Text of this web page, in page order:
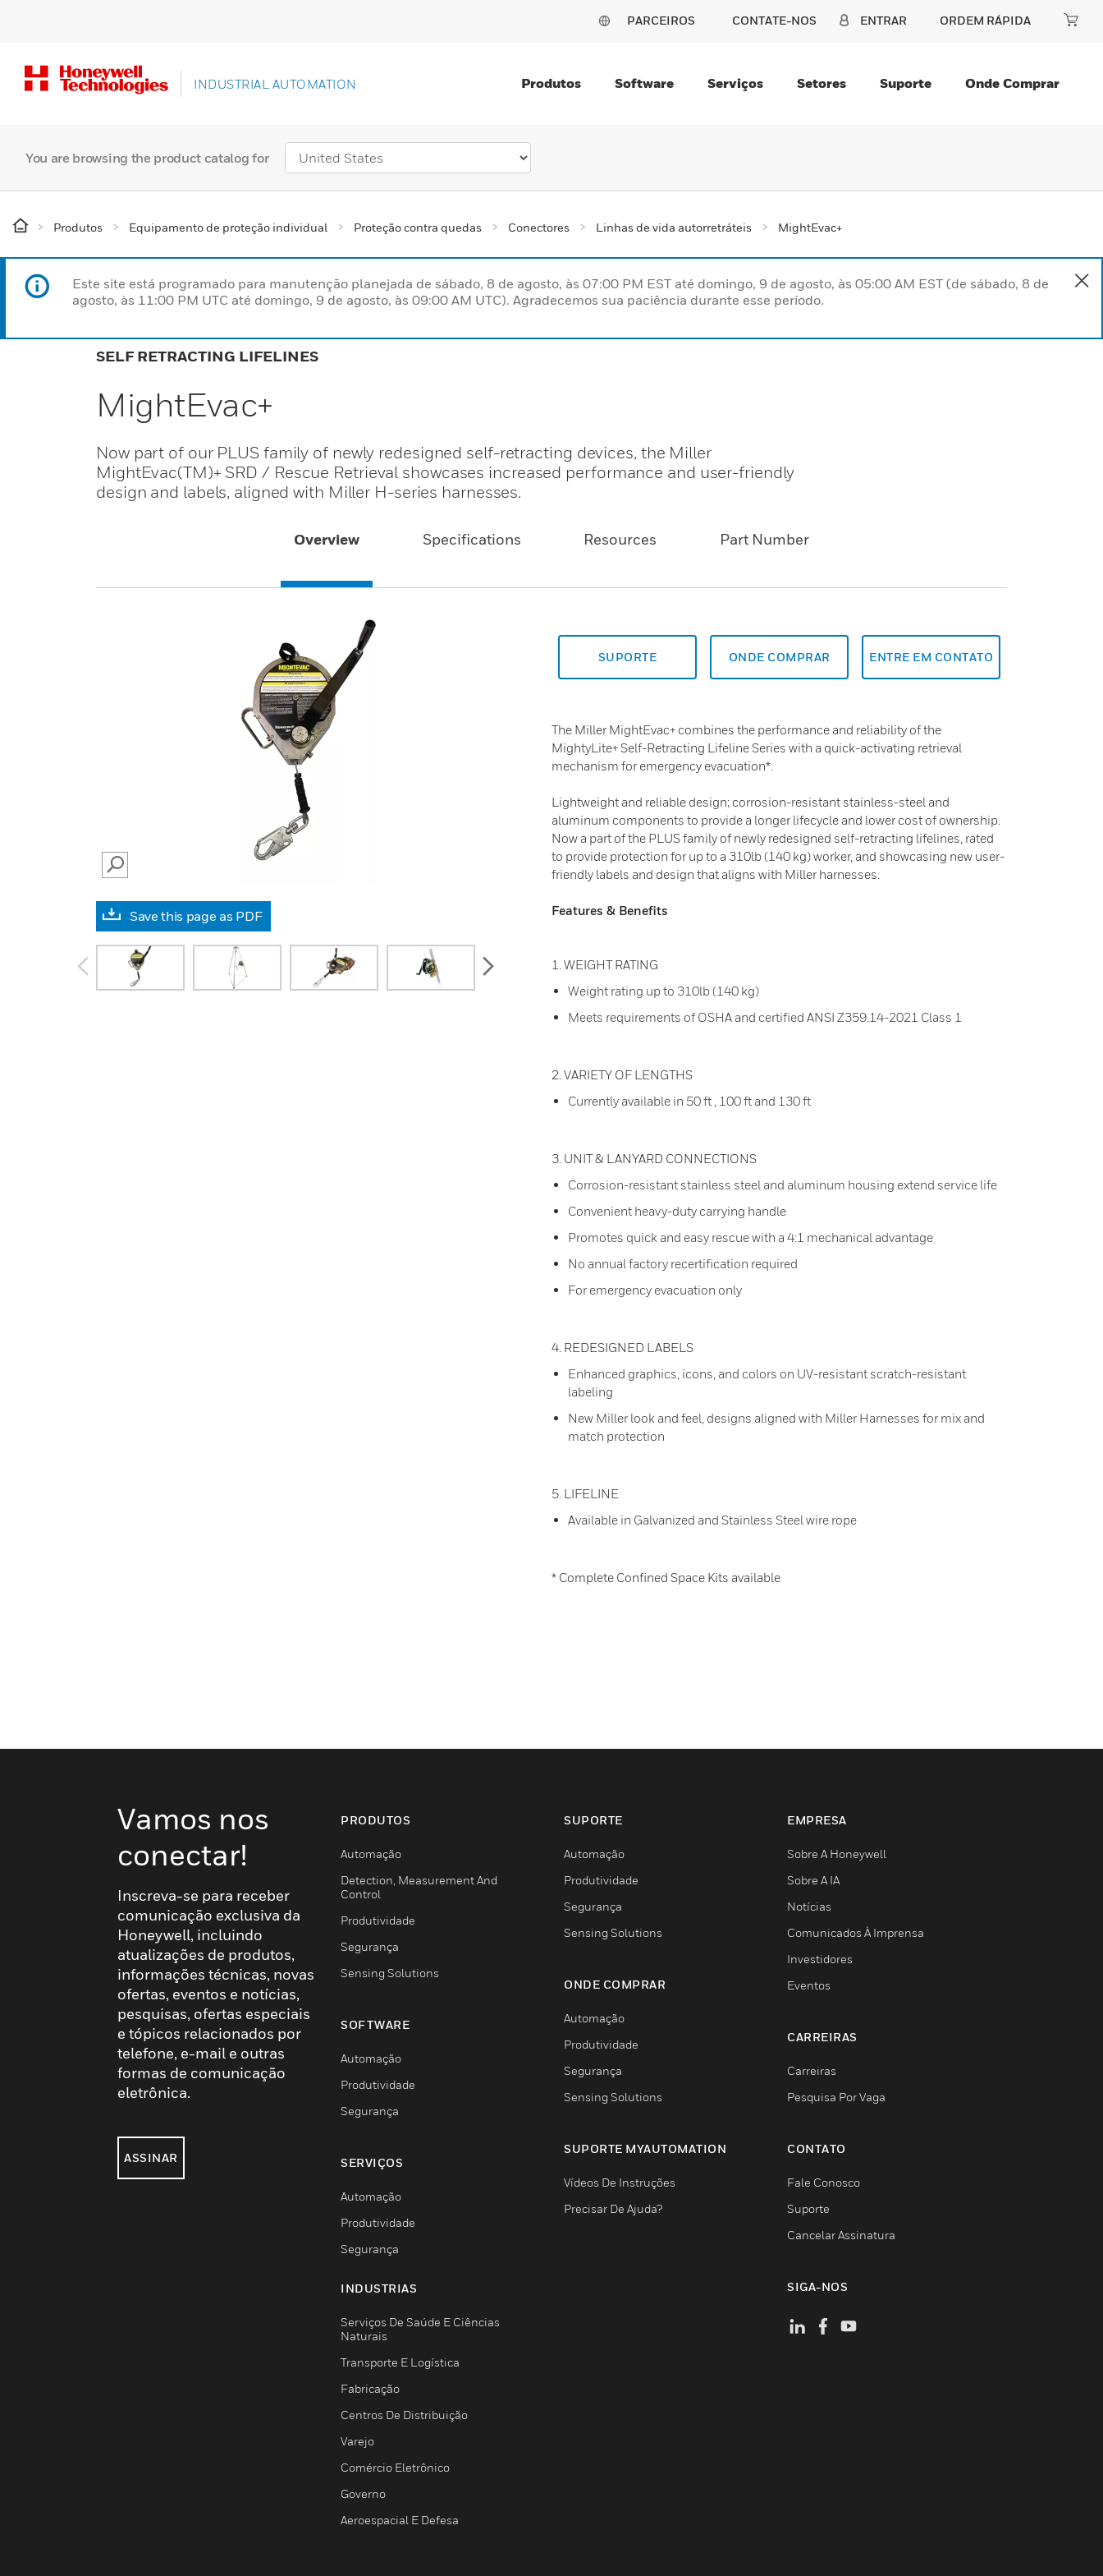
PARCEIROS CONTATE-NOS ENTRAR ORDEM RÁPIDA
INDUSTRIAL AUTOMATION Produtos Software Serviços Setores Suporte Onde Comprar
You are browsing the product catalog for
Produtos Equipamento de proteção individual Proteção contra quedas Conectores Linhas de vida autorretráteis MightEvac+
Este site está programado para manutenção planejada de sábado, 8 de agosto, às 07:00 PM EST até domingo, 9 de agosto, às 05:00 AM EST (de sábado, 8 de
agosto, às 11:00 PM UTC até domingo, 9 de agosto, às 09:00 AM UTC). Agradecemos sua paciência durante esse período.
SELF RETRACTING LIFELINES
MightEvac+
Now part of our PLUS family of newly redesigned self-retracting devices, the Miller
MightEvac(TM)+ SRD / Rescue Retrieval showcases increased performance and user-friendly
design and labels, aligned with Miller H-series harnesses.
Overview Specifications Resources Part Number
SEARCH
Save this page as PDF
SUPORTE ONDE COMPRAR ENTRE EM CONTATO
The Miller MightEvac+ combines the performance and reliability of the
MightyLite+ Self-Retracting Lifeline Series with a quick-activating retrieval
mechanism for emergency evacuation*.
Lightweight and reliable design; corrosion-resistant stainless-steel and
aluminum components to provide a longer lifecycle and lower cost of ownership.
Now a part of the PLUS family of newly redesigned self-retracting lifelines, rated
to provide protection for up to a 310lb (140 kg) worker, and showcasing new user-
friendly labels and design that aligns with Miller harnesses.
Features & Benefits
1. WEIGHT RATING
Weight rating up to 310lb (140 kg)
Meets requirements of OSHA and certified ANSI Z359.14-2021 Class 1
2. VARIETY OF LENGTHS
Currently available in 50 ft , 100 ft and 130 ft
3. UNIT & LANYARD CONNECTIONS
Corrosion-resistant stainless steel and aluminum housing extend service life
Convenient heavy-duty carrying handle
Promotes quick and easy rescue with a 4:1 mechanical advantage
No annual factory recertification required
For emergency evacuation only
4. REDESIGNED LABELS
Enhanced graphics, icons, and colors on UV-resistant scratch-resistant
labeling
New Miller look and feel, designs aligned with Miller Harnesses for mix and
match protection
5. LIFELINE
Available in Galvanized and Stainless Steel wire rope
* Complete Confined Space Kits available
Vamos nos
conectar!
Inscreva-se para receber
comunicação exclusiva da
Honeywell, incluindo
atualizações de produtos,
informações técnicas, novas
ofertas, eventos e notícias,
pesquisas, ofertas especiais
e tópicos relacionados por
telefone, e-mail e outras
formas de comunicação
eletrônica.
ASSINAR
PRODUTOS
Automação
Detection, Measurement And
Control
Produtividade
Segurança
Sensing Solutions
SOFTWARE
Automação
Produtividade
Segurança
SERVIÇOS
Automação
Produtividade
Segurança
INDUSTRIAS
Serviços De Saúde E Ciências
Naturais
Transporte E Logística
Fabricação
Centros De Distribuição
Varejo
Comércio Eletrônico
Governo
Aeroespacial E Defesa
SUPORTE
Automação
Produtividade
Segurança
Sensing Solutions
ONDE COMPRAR
Automação
Produtividade
Segurança
Sensing Solutions
SUPORTE MYAUTOMATION
Vídeos De Instruções
Precisar De Ajuda?
EMPRESA
Sobre A Honeywell
Sobre A IA
Notícias
Comunicados À Imprensa
Investidores
Eventos
CARREIRAS
Carreiras
Pesquisa Por Vaga
CONTATO
Fale Conosco
Suporte
Cancelar Assinatura
SIGA-NOS